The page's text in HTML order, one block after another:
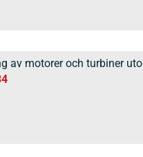
av motorer och turbiner